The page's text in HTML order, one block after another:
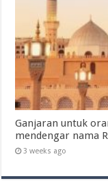
Ganjaran untuk
mendengar nama
3 weeks ago